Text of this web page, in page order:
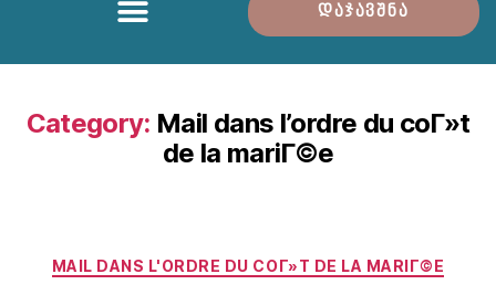
დაჯავშნა
Category: Mail dans l’ordre du coГ»t
de la mariГ©e
MAIL DANS L'ORDRE DU COГ»T DE LA MARIГ©E